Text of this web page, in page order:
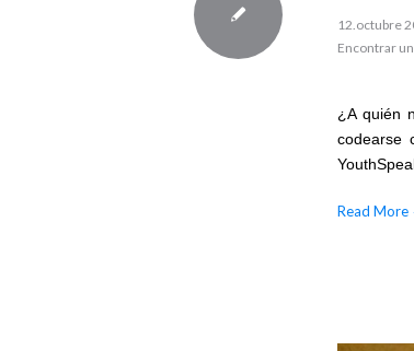
12.octubre
Encontrar
¿A quién
codearse
Read More